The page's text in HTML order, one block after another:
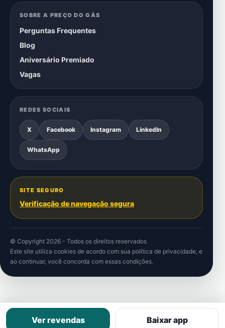
SOBRE A PREÇO DO GÁS
Perguntas Frequentes
Blog
Aniversário Premiado
Vagas
REDES SOCIAIS
X Facebook Instagram LinkedIn
WhatsApp
SITE SEGURO
Verificação de navegação segura
© Copyright 2026 - Todos os direitos reservados
Este site utiliza cookies de acordo com sua política de privacidade, e
ao continuar, você concorda com essas condições.
Ver revendas Baixar app